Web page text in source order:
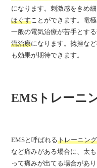
になります。刺激感をきめ
ほぐすことができます。電
一般の電気治療が苦手とす
流治療になります。捻挫な
も効果が期待できます。
EMSトレーニ
EMSと呼ばれるトレーニン
など痛みがある場合に、太
って痛みが出てる場合があ